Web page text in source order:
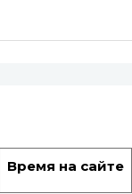
Время на сайте